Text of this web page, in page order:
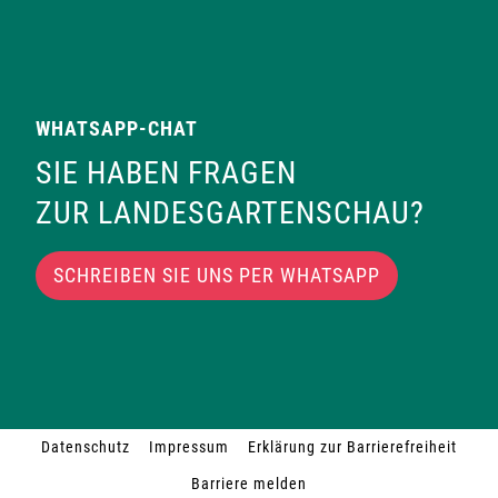
WHATSAPP-CHAT
SIE HABEN FRAGEN
ZUR LANDESGARTENSCHAU?
SCHREIBEN SIE UNS PER WHATSAPP
Datenschutz Impressum
Erklärung zur Barrierefreiheit
Barriere melden